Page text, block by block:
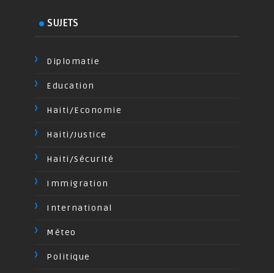
SUJETS
Diplomatie
Education
Haiti/Economie
Haiti/Justice
Haiti/Sécurité
Immigration
International
Méteo
Politique